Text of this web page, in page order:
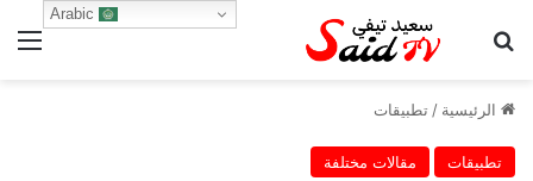
بحث عن
الرئيسية / تطبيقات
تطبيقات مقالات مختلفة